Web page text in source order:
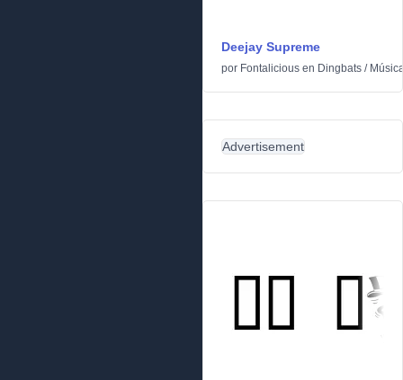
Deejay Supreme
por Fontalicious en Dingbats /
Advertisement